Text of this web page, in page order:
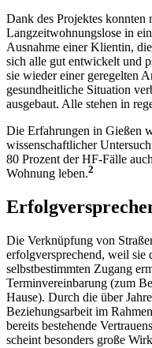
Dank des Projektes konnten
Langzeitwohnungslose in
Ausnahme einer Klientin,
sich alle gut entwickelt und
sie wieder einer geregelten
gesundheitliche Situation
ausgebaut. Alle stehen in
Die Erfahrungen in Gießen
wissenschaftlicher
80 Prozent der HF-Fälle
Wohnung leben.2
Die Verknüpfung von
erfolgversprechend, weil
selbstbestimmten Zugang
Terminvereinbarung (zum
Hause). Durch die über
Beziehungsarbeit im
bereits bestehende
scheint besonders große